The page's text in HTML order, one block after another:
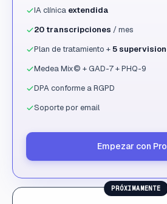
IA clínica extendida
20 transcripciones / mes
Plan de tratamiento +5
Medea Mix© + GAD-7 + PHQ-9
DPA conforme a RGPD
Soporte por email
Empezar con Pro
PRÓXIMAMENTE